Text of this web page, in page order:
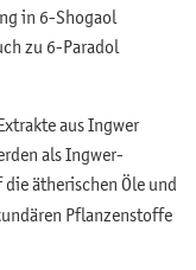
in 6-Shogaol
zu 6-Paradol
aus Ingwer
als Ingwer-
ätherischen Öle und
Pflanzenstoffe